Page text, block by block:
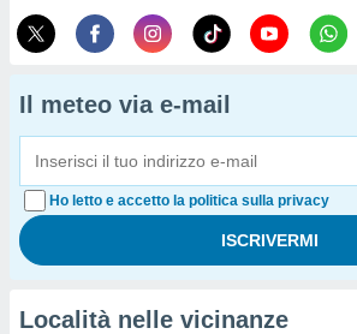
Il meteo via e-mail
Ho letto e accetto la politica sulla privacy
Località nelle vicinanze